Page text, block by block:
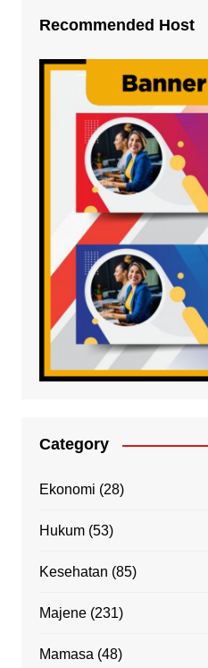
Recommended Host
Category
Ekonomi (28)
Hukum(53)
Kesehatan (85)
Majene(231)
Mamasa(48)